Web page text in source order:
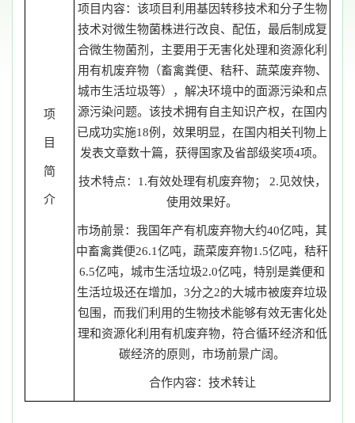
项
目
简
介
项目内容：该项目利用基因转移技术和分子生物
技术对微生物菌株进行改良、配伍，最后制成复
合微生物菌剂，主要用于无害化处理和资源化利
用有机废弃物（畜禽粪便、秸秆、蔬菜废弃物、
城市生活垃圾等），解决环境中的面源污染和点
源污染问题。该技术拥有自主知识产权，在国内
已成功实施18例，效果明显，在国内相关刊物上
发表文章数十篇，获得国家及省部级奖项4项。
技术特点：1.有效处理有机废弃物； 2.见效快，
使用效果好。
市场前景：我国年产有机废弃物大约40亿吨，其
中畜禽粪便26.1亿吨，蔬菜废弃物1.5亿吨，秸秆
6.5亿吨，城市生活垃圾2.0亿吨，特别是粪便和
生活垃圾还在增加，3分之2的大城市被废弃垃圾
包围，而我们利用的生物技术能够有效无害化处
理和资源化利用有机废弃物，符合循环经济和低
碳经济的原则，市场前景广阔。
合作内容：技术转让